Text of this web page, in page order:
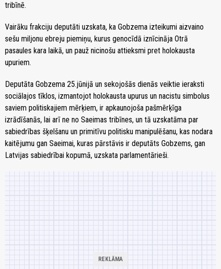
tribīnē.
Vairāku frakciju deputāti uzskata, ka Gobzema izteikumi aizvaino
sešu miljonu ebreju piemiņu, kurus genocīdā iznīcināja Otrā
pasaules kara laikā, un pauž nicinošu attieksmi pret holokausta
upuriem.
Deputāta Gobzema 25.jūnijā un sekojošās dienās veiktie ieraksti
sociālajos tīklos, izmantojot holokausta upurus un nacistu simbolus
saviem politiskajiem mērķiem, ir apkaunojoša pašmērķīga
izrādīšanās, lai arī ne no Saeimas tribīnes, un tā uzskatāma par
sabiedrības šķelšanu un primitīvu politisku manipulēšanu, kas nodara
kaitējumu gan Saeimai, kuras pārstāvis ir deputāts Gobzems, gan
Latvijas sabiedrībai kopumā, uzskata parlamentārieši.